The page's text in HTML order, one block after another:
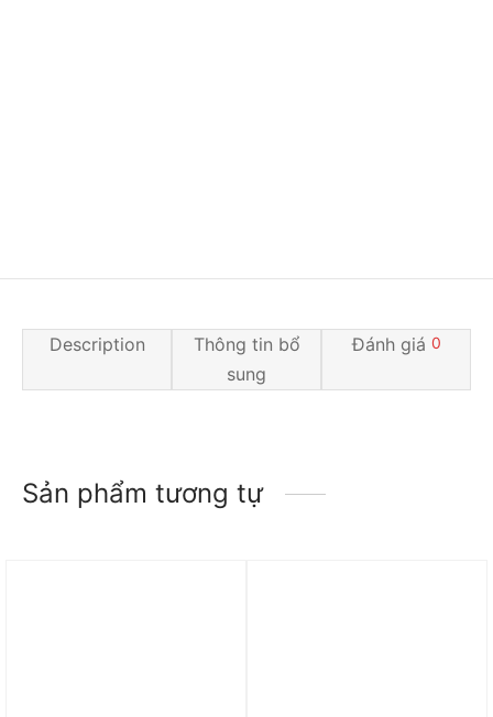
Description
Thông tin bổ
sung
Đánh giá 0
Sản phẩm tương tự